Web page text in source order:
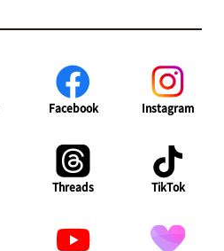
Facebook Instagram
Threads TikTok